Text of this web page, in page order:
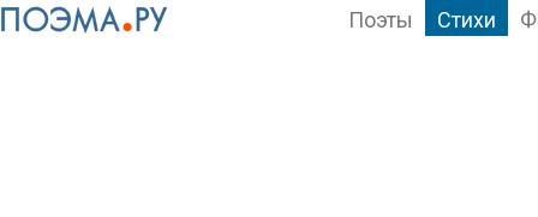
Поэты Стихи